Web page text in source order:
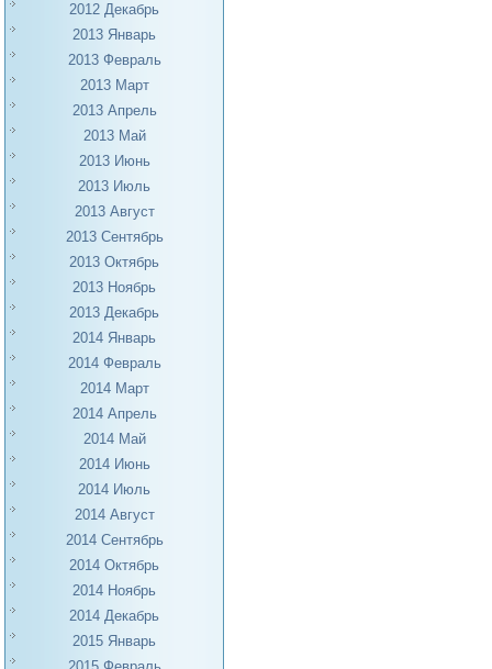
2012 Декабрь
2013 Январь
2013 Февраль
2013 Март
2013 Апрель
2013 Май
2013 Июнь
2013 Июль
2013 Август
2013 Сентябрь
2013 Октябрь
2013 Ноябрь
2013 Декабрь
2014 Январь
2014 Февраль
2014 Март
2014 Апрель
2014 Май
2014 Июнь
2014 Июль
2014 Август
2014 Сентябрь
2014 Октябрь
2014 Ноябрь
2014 Декабрь
2015 Январь